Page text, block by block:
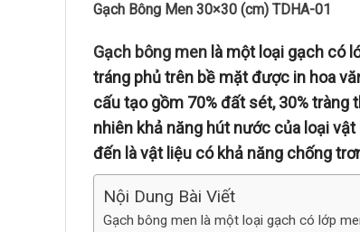
Gạch Bông Men 30×30 (cm) TDHA-01
Gạch bông men là một loại gạch có
tráng phủ trên bề mặt được in hoa
cấu tạo gồm 70% đất sét, 30%
nhiên khả năng hút nước của loại
đến là vật liệu có khả năng chống
Nội Dung Bài Viết
Gạch bông men là một loại gạch có lớp